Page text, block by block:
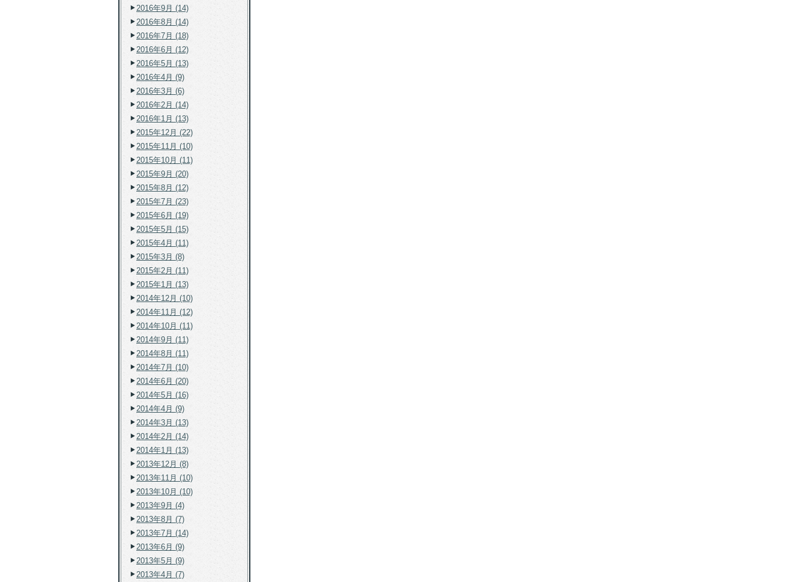
2016年9月 (14)
2016年8月 (14)
2016年7月 (18)
2016年6月 (12)
2016年5月 (13)
2016年4月 (9)
2016年3月 (6)
2016年2月 (14)
2016年1月 (13)
2015年12月 (22)
2015年11月 (10)
2015年10月 (11)
2015年9月 (20)
2015年8月 (12)
2015年7月 (23)
2015年6月 (19)
2015年5月 (15)
2015年4月 (11)
2015年3月 (8)
2015年2月 (11)
2015年1月 (13)
2014年12月 (10)
2014年11月 (12)
2014年10月 (11)
2014年9月 (11)
2014年8月 (11)
2014年7月 (10)
2014年6月 (20)
2014年5月 (16)
2014年4月 (9)
2014年3月 (13)
2014年2月 (14)
2014年1月 (13)
2013年12月 (8)
2013年11月 (10)
2013年10月 (10)
2013年9月 (4)
2013年8月 (7)
2013年7月 (14)
2013年6月 (9)
2013年5月 (9)
2013年4月 (7)